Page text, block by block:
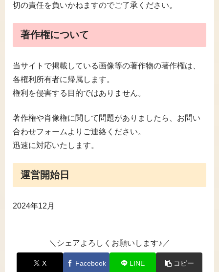
切の責任を負いかねますのでご了承ください。
著作権について
当サイトで掲載している画像等の著作物の著作権は、
各権利所有者に帰属します。
権利を侵害する目的ではありません。
著作権や肖像権に関して問題がありましたら、お問い
合わせフォームよりご連絡ください。
迅速に対応いたします。
運営開始日
2024年12月
＼シェアよろしくお願いします♪／
X Facebook LINE コピー